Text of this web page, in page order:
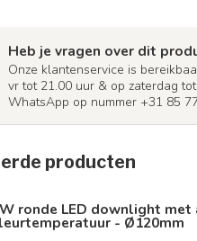
Heb je vragen over dit
Onze klantenservice is
vr tot 21.00 uur & op zaterdag
WhatsApp op nummer +31 85
producten
ronde LED downlight met
- Ø120mm